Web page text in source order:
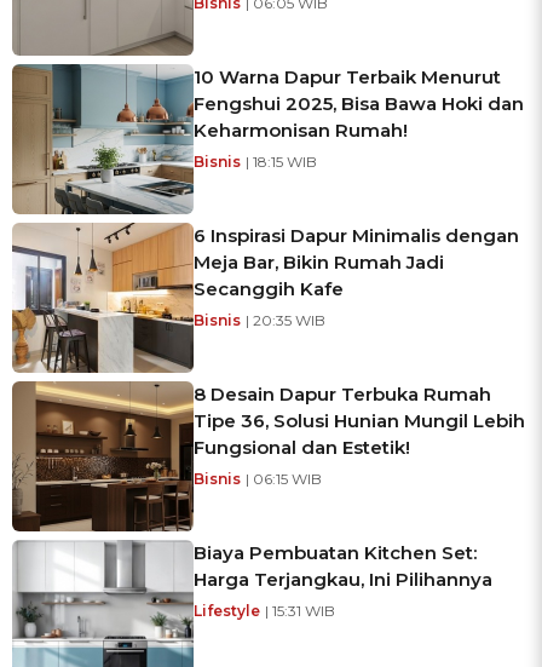
10 Warna Dapur Terbaik Menurut
Fengshui 2025, Bisa Bawa Hoki dan
Keharmonisan Rumah!
Bisnis | 18:15 WIB
6 Inspirasi Dapur Minimalis dengan
Meja Bar, Bikin Rumah Jadi
Secanggih Kafe
Bisnis | 20:35 WIB
8 Desain Dapur Terbuka Rumah
Tipe 36, Solusi Hunian Mungil Lebih
Fungsional dan Estetik!
Bisnis | 06:15 WIB
Biaya Pembuatan Kitchen Set:
Harga Terjangkau, Ini Pilihannya
Lifestyle | 15:31 WIB